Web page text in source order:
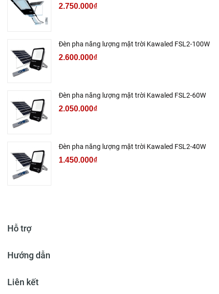
2.750.000₫
Đèn pha năng lượng mặt trời Kawaled FSL2-100W
2.600.000₫
Đèn pha năng lượng mặt trời Kawaled FSL2-60W
2.050.000₫
Đèn pha năng lượng mặt trời Kawaled FSL2-40W
1.450.000₫
Hỗ trợ
Hướng dẫn
Liên kết